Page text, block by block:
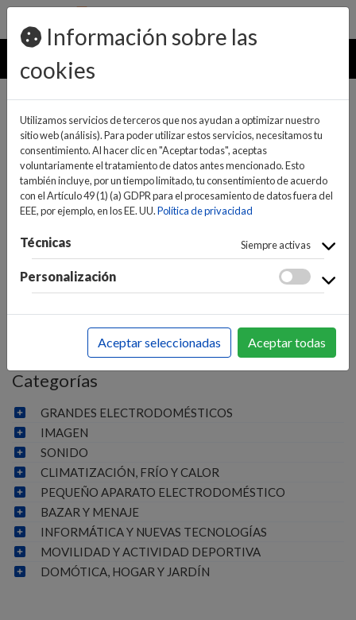
pedidos@ideaelectrodomesticos.com
924 047 836
MENU
INICIO>SONIDO>EQUIPOS DE MÚSICA>RADIOS
CD/EQUIPOS DE MÚSICA
Categorías
GRANDES ELECTRODOMÉSTICOS
IMAGEN
SONIDO
CLIMATIZACIÓN, FRÍO Y CALOR
PEQUEÑO APARATO ELECTRODOMÉSTICO
BAZAR Y MENAJE
INFORMÁTICA Y NUEVAS TECNOLOGÍAS
MOVILIDAD Y ACTIVIDAD DEPORTIVA
DOMÓTICA, HOGAR Y JARDÍN
Información sobre las
cookies
Utilizamos servicios de terceros que nos ayudan a optimizar nuestro
sitio web (análisis). Para poder utilizar estos servicios, necesitamos tu
consentimiento. Al hacer clic en "Aceptar todas", aceptas
voluntariamente el tratamiento de datos antes mencionado. Esto
también incluye, por un tiempo limitado, tu consentimiento de acuerdo
con el Artículo 49 (1) (a) GDPR para el procesamiento de datos fuera del
EEE, por ejemplo, en los EE. UU.Política de privacidad
Técnicas Siempre activas
Personalización
Aceptar seleccionadas Aceptar todas